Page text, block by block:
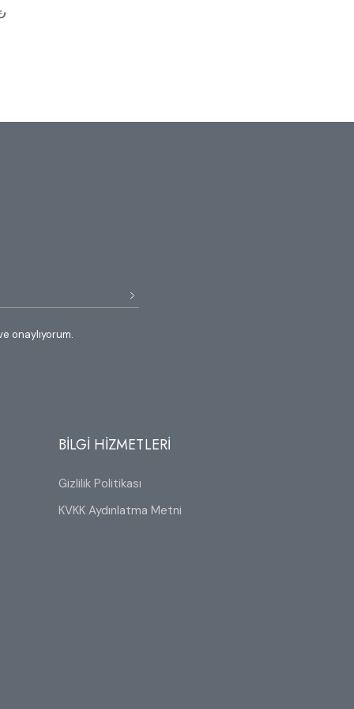
onaylıyorum.
BİLGİ HİZMETLERİ
Gizlilik Politikası
KVKK Aydınlatma Metni